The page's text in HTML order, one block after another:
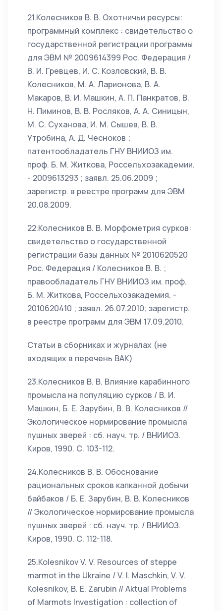
21.Колесников В. В. Охотничьи ресурсы:
программный комплекс : свидетельство о
государственной регистрации программы
для ЭВМ № 2009614399 Рос. Федерация /
В. И. Гревцев, И. С. Козловский, В. В.
Колесников, М. А. Ларионова, В. А.
Макаров, В. И. Машкин, А. П. Панкратов, В.
Н. Пиминов, В. В. Росляков, А. А. Синицын,
М. С. Суханова, И. М. Сышев, В. В.
Утробина, А. Д. Чесноков ;
патентообладатель ГНУ ВНИИОЗ им.
проф. Б. М. Житкова, Россельхозакадемии.
- 2009613293 ; заявл. 25.06.2009 ;
зарегистр. в реестре программ для ЭВМ
20.08.2009.
22.Колесников В. В. Морфометрия сурков:
свидетельство о государственной
регистрации базы данных № 2010620520
Рос. Федерация / Колесников В. В. ;
правообладатель ГНУ ВНИИОЗ им. проф.
Б. М. Житкова, Россельхозакадемия. -
2010620410 ; заявл. 26.07.2010; зарегистр.
в реестре программ для ЭВМ 17.09.2010.
Статьи в сборниках и журналах (не
входящих в перечень ВАК)
23.Колесников В. В. Влияние карабинного
промысла на популяцию сурков / В. И.
Машкин, Б. Е. Зарубин, В. В. Колесников //
Экологическое нормирование промысла
пушных зверей : сб. науч. тр. / ВНИИОЗ.
Киров, 1990. С. 103-112.
24.Колесников В. В. Обоснование
рациональных сроков капканной добычи
байбаков / Б. Е. Зарубин, В. В. Колесников
// Экологическое нормирование промысла
пушных зверей : сб. науч. тр. / ВНИИОЗ.
Киров, 1990. С. 112-118.
25.Kolesnikov V. V. Resources of steppe
marmot in the Ukraine / V. I. Maschkin, V. V.
Kolesnikov, B. E. Zarubin // Aktual Рroblems
of Мarmots Investigation : collection of